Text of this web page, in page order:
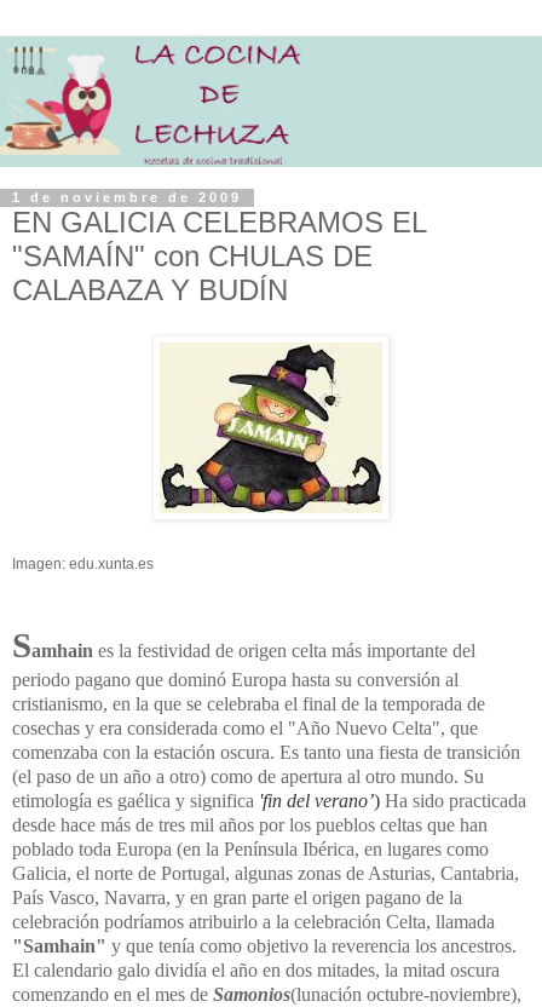
1 de noviembre de 2009
EN GALICIA CELEBRAMOS EL
"SAMAÍN" con CHULAS DE
CALABAZA Y BUDÍN
Imagen: edu.xunta.es
Samhain es la festividad de origen celta más importante del
periodo pagano que dominó Europa hasta su conversión al
cristianismo, en la que se celebraba el final de la temporada de
cosechas y era considerada como el "Año Nuevo Celta", que
comenzaba con la estación oscura. Es tanto una fiesta de transición
(el paso de un año a otro) como de apertura al otro mundo. Su
etimología es gaélica y significa 'fin del verano’) Ha sido practicada
desde hace más de tres mil años por los pueblos celtas que han
poblado toda Europa (en la Península Ibérica, en lugares como
Galicia, el norte de Portugal, algunas zonas de Asturias, Cantabria,
País Vasco, Navarra, y en gran parte el origen pagano de la
celebración podríamos atribuirlo a la celebración Celta, llamada
"Samhain" y que tenía como objetivo la reverencia los ancestros.
El calendario galo dividía el año en dos mitades, la mitad oscura
comenzando en el mes de Samonios(lunación octubre-noviembre),